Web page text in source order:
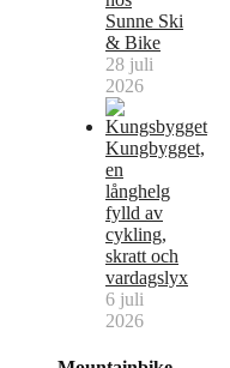
Sunne Ski
& Bike
28 juli
2026
Kungbygget,
en
långhelg
fylld av
cykling,
skratt och
vardagslyx
6 juli
2026